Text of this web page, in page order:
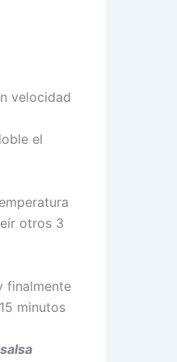
velocidad
el
otros 3
finalmente
minutos